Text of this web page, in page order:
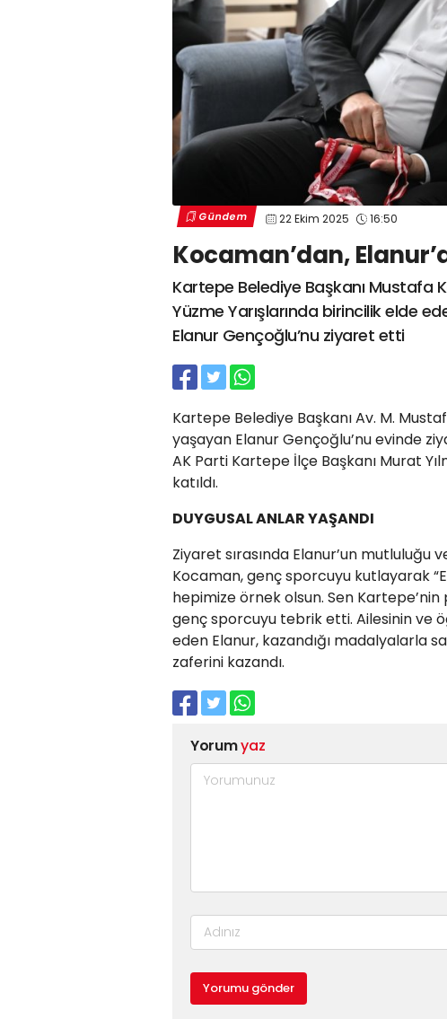
Gündem 22 Ekim 2025 16:50
Kocaman’dan,
Kartepe Belediye Başkanı Mustafa
Yüzme Yarışlarında birincilik elde
Elanur Gençoğlu’nu ziyaret etti
Kartepe Belediye Başkanı Av. M.
yaşayan Elanur Gençoğlu’nu evinde
AK Parti Kartepe İlçe Başkanı Murat
katıldı.
DUYGUSAL ANLAR YAŞANDI
Ziyaret sırasında Elanur’un mutluluğu
Kocaman, genç sporcuyu kutlayarak
hepimize örnek olsun. Sen Kartepe’nin
genç sporcuyu tebrik etti. Ailesinin ve
eden Elanur, kazandığı madalyalarla
zaferini kazandı.
Yorumyaz
Yorumu gönder